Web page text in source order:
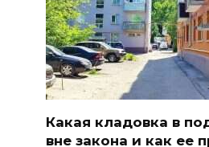
Какая кладовка в
вне закона и как ее